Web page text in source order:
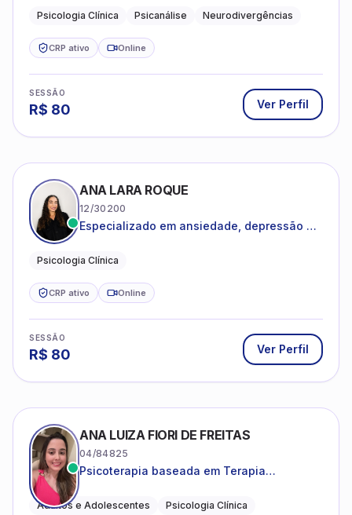
crianças neurotípicas
Psicologia Clínica Psicanálise Neurodivergências
CRP ativo Online
SESSÃO
R$ 80 Ver Perfil
ANA LARA ROQUE
12/30200
Especializado em ansiedade, depressão e
Psicologia Clínica
CRP ativo Online
SESSÃO
R$ 80 Ver Perfil
ANA LUIZA FIORI DE FREITAS
04/84825
Psicoterapia baseada em Terapia
Adultos e Adolescentes Psicologia Clínica